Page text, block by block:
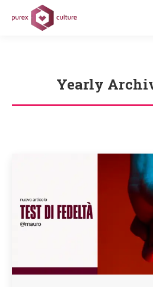
Yearly
You